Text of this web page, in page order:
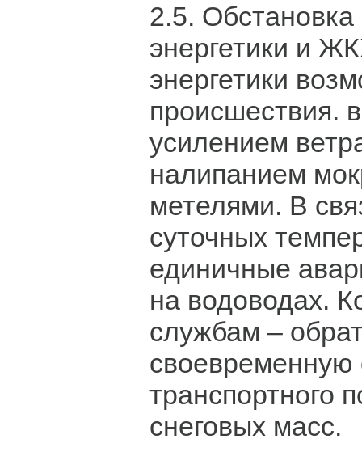
2.5. Обстановка
энергетики и
энергетики
происшествия.
усилением
налипанием
метелями. В
суточных
единичные
на водоводах.
службам –
своевременную
транспортного
снеговых масс.